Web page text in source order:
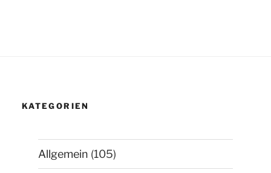
KATEGORIEN
Allgemein (105)